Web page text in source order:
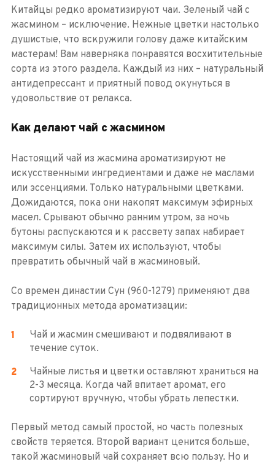
Китайцы редко ароматизируют чаи. Зеленый чай с
жасмином – исключение. Нежные цветки настолько
душистые, что вскружили голову даже китайским
мастерам! Вам наверняка понравятся восхитительные
сорта из этого раздела. Каждый из них – натуральный
антидепрессант и приятный повод окунуться в
удовольствие от релакса.
Как делают чай с жасмином
Настоящий чай из жасмина ароматизируют не
искусственными ингредиентами и даже не маслами
или эссенциями. Только натуральными цветками.
Дожидаются, пока они накопят максимум эфирных
масел. Срывают обычно ранним утром, за ночь
бутоны распускаются и к рассвету запах набирает
максимум силы. Затем их используют, чтобы
превратить обычный чай в жасминовый.
Со времен династии Сун (960-1279) применяют два
традиционных метода ароматизации:
Чай и жасмин смешивают и подвяливают в
течение суток.
Чайные листья и цветки оставляют храниться на
2-3 месяца. Когда чай впитает аромат, его
сортируют вручную, чтобы убрать лепестки.
Первый метод самый простой, но часть полезных
свойств теряется. Второй вариант ценится больше,
такой жасминовый чай сохраняет всю пользу. Но и